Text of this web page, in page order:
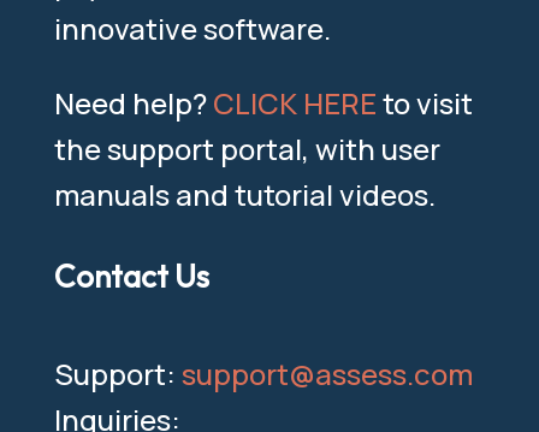
innovative software.
Need help?CLICK HEREto visit
the support portal, with user
manuals and tutorial videos.
Contact Us
Support: support@assess.com
Inquiries: